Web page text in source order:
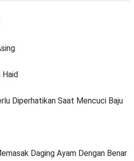
Haid
Diperhatikan Saat Mencuci Baju
Daging Ayam Dengan Benar